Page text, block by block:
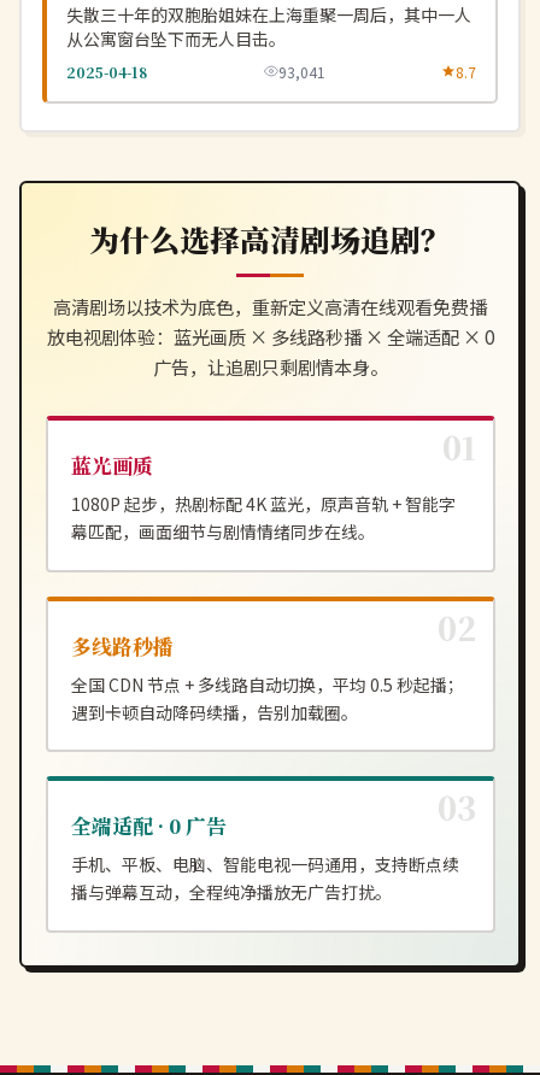
失散三十年的双胞胎姐妹在上海重聚一周后，其中一人
从公寓窗台坠下而无人目击。
2025-04-18 93,041 8.7
为什么选择高清剧场追剧？
高清剧场以技术为底色，重新定义高清在线观看免费播
放电视剧体验：蓝光画质 × 多线路秒播 × 全端适配 × 0
广告，让追剧只剩剧情本身。
蓝光画质
1080P 起步，热剧标配 4K 蓝光，原声音轨 + 智能字
幕匹配，画面细节与剧情情绪同步在线。
多线路秒播
全国 CDN 节点 + 多线路自动切换，平均 0.5 秒起播；
遇到卡顿自动降码续播，告别加载圈。
全端适配 · 0 广告
手机、平板、电脑、智能电视一码通用，支持断点续
播与弹幕互动，全程纯净播放无广告打扰。